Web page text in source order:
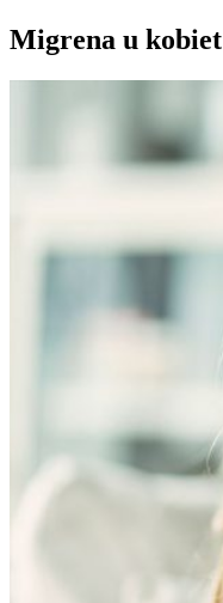
Migrena u kobiet